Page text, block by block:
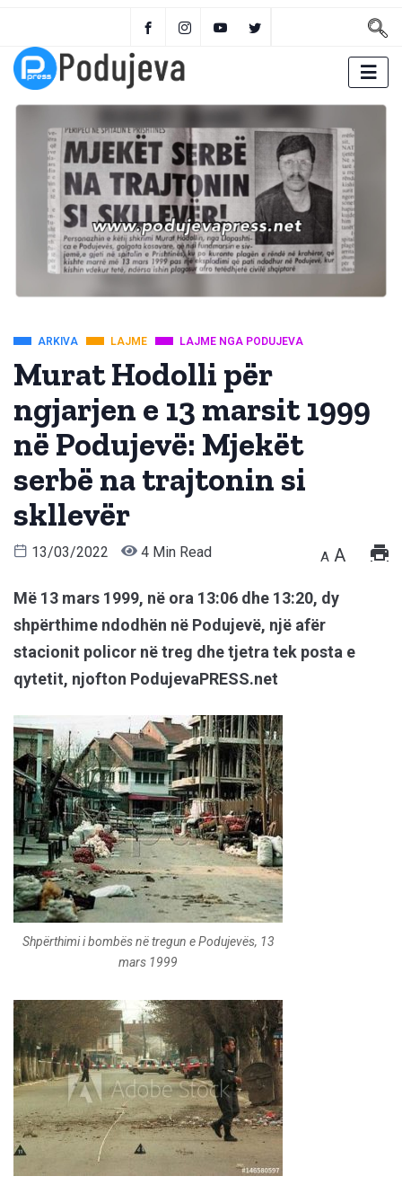
ARKIVA LAJME LAJME NGA PODUJEVA
Murat Hodolli për
ngjarjen e 13 marsit 1999
në Podujevë: Mjekët
serbë na trajtonin si
skllevër
13/03/2022 4 Min Read A A
Më 13 mars 1999, në ora 13:06 dhe 13:20, dy
shpërthime ndodhën në Podujevë, një afër
stacionit policor në treg dhe tjetra tek posta e
qytetit, njofton PodujevaPRESS.net
Shpërthimi i bombës në tregun e Podujevës, 13
mars 1999